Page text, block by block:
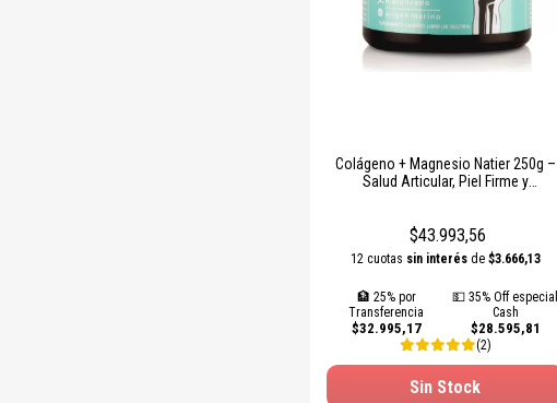
Colágeno + Magnesio Natier 250g –
Salud Articular, Piel Firme y
$43.993,56
12 cuotas sin interésde $3.666,13
🏦 25% por
Transferencia
$32.995,17
💵 35% Off especial
Cash
$28.595,81
(2)
Sin Stock